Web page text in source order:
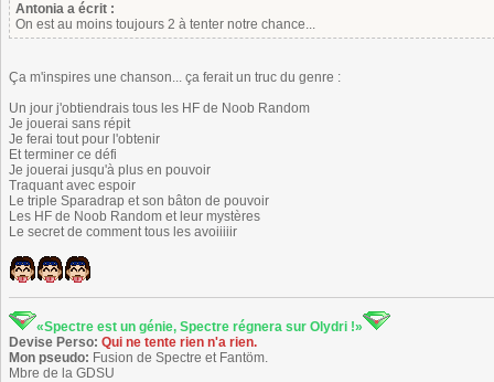
Antonia a écrit :
On est au moins toujours 2 à tenter notre chance...
Ça m'inspires une chanson... ça ferait un truc du genre :
Un jour j'obtiendrais tous les HF de Noob Random
Je jouerai sans répit
Je ferai tout pour l'obtenir
Et terminer ce défi
Je jouerai jusqu'à plus en pouvoir
Traquant avec espoir
Le triple Sparadrap et son bâton de pouvoir
Les HF de Noob Random et leur mystères
Le secret de comment tous les avoiiiiir
«Spectre est un génie, Spectre régnera sur Olydri !»
Devise Perso: Qui ne tente rien n'a rien.
Mon pseudo: Fusion de Spectre et Fantöm.
Mbre de la GDSU